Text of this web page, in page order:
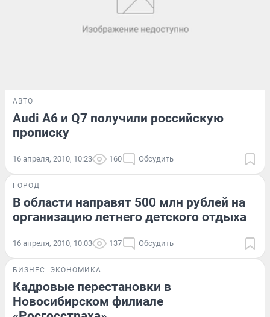
АВТО
Audi A6 и Q7 получили российскую
прописку
16 апреля, 2010, 10:23 160 Обсудить
ГОРОД
В области направят 500 млн рублей на
организацию летнего детского отдыха
16 апреля, 2010, 10:03 137 Обсудить
БИЗНЕС ЭКОНОМИКА
Кадровые перестановки в
Новосибирском филиале